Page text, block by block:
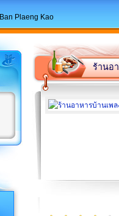
Ban Plaeng Kao
ร้านอ